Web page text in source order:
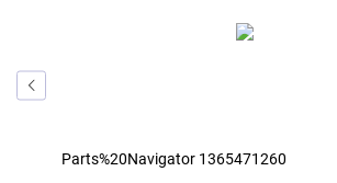
Parts%20Navigator 1365471260